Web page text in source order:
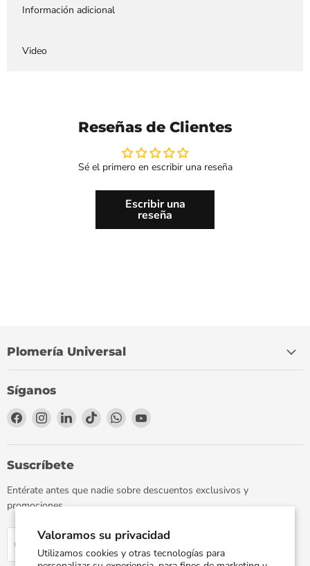
Valoramos su privacidad
Utilizamos cookies y otras tecnologías para
Información adicional
Video
Reseñas de Clientes
Sé el primero en escribir una reseña
Escribir una
reseña
Plomería Universal
Síganos
Encuéntrenos
Facebook
Encuéntrenos
Instagram
Encuéntrenos
LinkedIn
Encuéntrenos
TikTok
Encuéntrenos
WhatsApp
Encuéntrenos
YouTube
Suscríbete
Entérate antes que nadie sobre descuentos exclusivos y
promociones.
Correo electrónico